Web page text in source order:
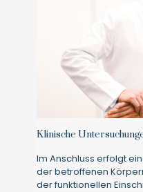
Klinische
Im Anschluss erfolgt
der betroffenen
der funktionellen